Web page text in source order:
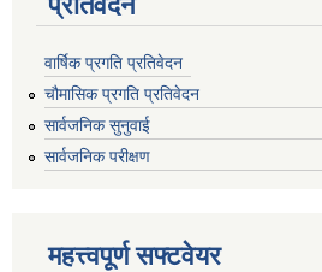
वार्षिक प्रगति प्रतिवेदन
चौमासिक प्रगति प्रतिवेदन
सार्वजनिक सुनुवाई
सार्वजनिक परीक्षण
महत्त्वपूर्ण सफ्टवेयर